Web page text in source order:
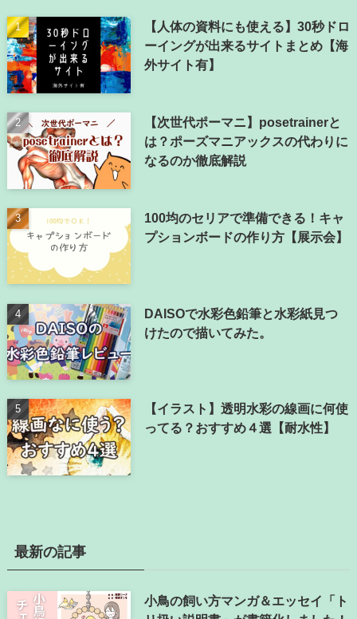
【人体の資料にも使える】30秒ドロ
ーイングが出来るサイトまとめ【海
外サイト有】
【次世代ポーマニ】posetrainerと
は？ポーズマニアックスの代わりに
なるのか徹底解説
100均のセリアで準備できる！キャ
プションボードの作り方【展示会】
DAISOで水彩色鉛筆と水彩紙見つ
けたので描いてみた。
【イラスト】透明水彩の線画に何使
ってる？おすすめ４選【耐水性】
最新の記事
小鳥の飼い方マンガ＆エッセイ「ト